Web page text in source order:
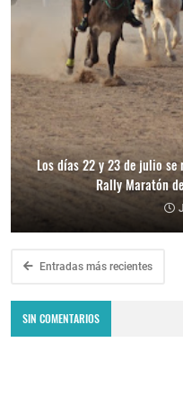
Los días 22 y 23 de julio
Rally Maratón
Entradas más recientes
SIN COMENTARIOS